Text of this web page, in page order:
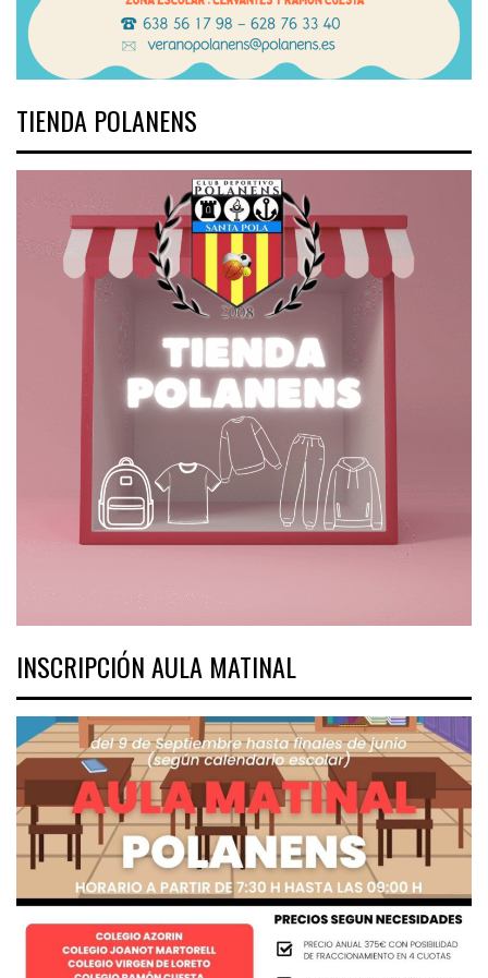
TIENDA POLANENS
INSCRIPCIÓN AULA MATINAL